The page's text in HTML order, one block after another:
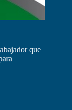
que